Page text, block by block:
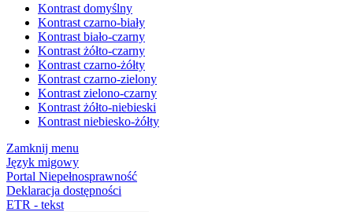
Kontrast domyślny
Kontrast czarno-biały
Kontrast biało-czarny
Kontrast żółto-czarny
Kontrast czarno-żółty
Kontrast czarno-zielony
Kontrast zielono-czarny
Kontrast żółto-niebieski
Kontrast niebiesko-żółty
Zamknij menu
Język migowy
Portal Niepełnosprawność
Deklaracja dostępności
ETR - tekst